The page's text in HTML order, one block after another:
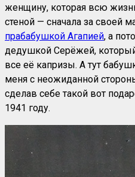
женщину, которая всю
стеной — сначала за своей
прабабушкой Агапией, а
дедушкой Серёжей,
все её капризы. А тут
меня с неожиданной
сделав себе такой вот
1941 году.